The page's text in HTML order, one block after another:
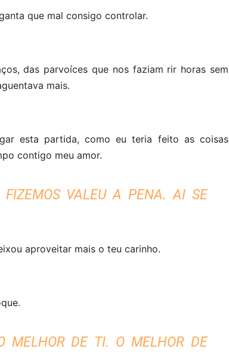
que mal consigo controlar.
das parvoíces que nos faziam rir horas sem
mais.
esta partida, como eu teria feito as coisas
contigo meu amor.
VALEU A PENA. AI SE
aproveitar mais o teu carinho.
MELHOR DE TI. O MELHOR DE